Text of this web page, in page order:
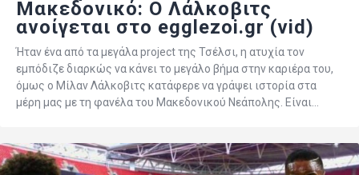
Μακεδονικό: Ο Λάλκοβιτς
ανοίγεται στο egglezoi.gr (vid)
Ήταν ένα από τα μεγάλα project της Τσέλσι, η ατυχία τον
εμπόδιζε διαρκώς να κάνει το μεγάλο βήμα στην καριέρα του,
όμως ο Μίλαν Λάλκοβιτς κατάφερε να γράψει ιστορία στα
μέρη μας με τη φανέλα του Μακεδονικού Νεάπολης. Είναι…